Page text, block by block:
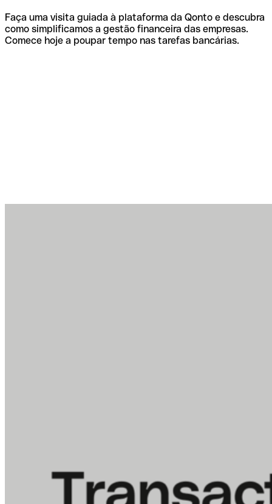
Faça uma visita guiada à plataforma da Qonto e descubra
como simplificamos a gestão financeira das empresas.
Comece hoje a poupar tempo nas tarefas bancárias.